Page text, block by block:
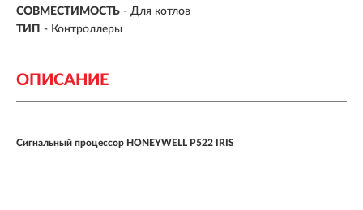
СОВМЕСТИМОСТЬ - Для котлов
ТИП - Контроллеры
ОПИСАНИЕ
Сигнальный процессор HONEYWELL P522 IRIS